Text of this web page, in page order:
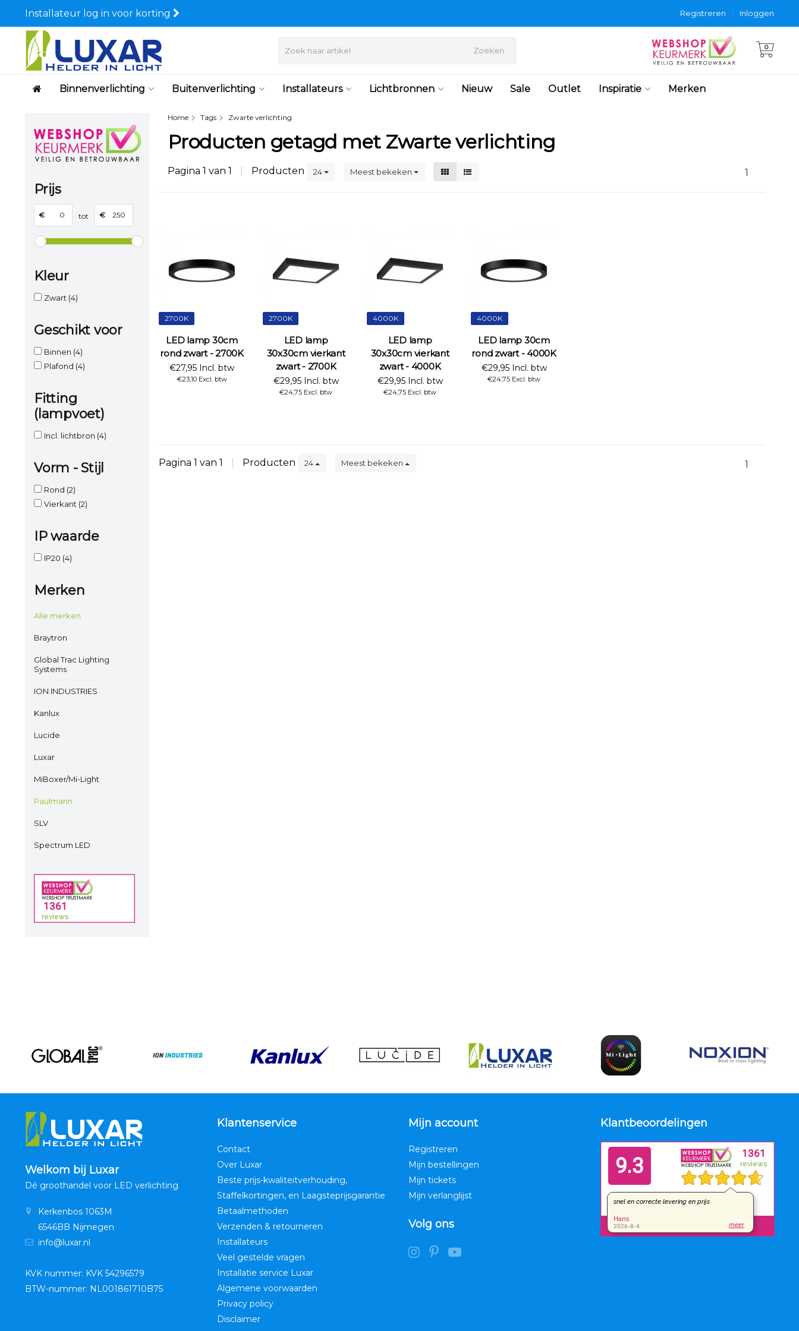
Installateur log in voor korting Inloggen
|
Registreren
Zoeken 0
Binnenverlichting Buitenverlichting Installateurs Lichtbronnen Nieuw Sale Outlet Inspiratie Merken
Prijs
€ tot €
Kleur
Zwart (4)
Geschikt voor
Binnen (4)
Plafond (4)
Fitting
(lampvoet)
Incl. lichtbron (4)
Vorm - Stijl
Rond (2)
Vierkant (2)
IP waarde
IP20 (4)
Merken
Alle merken
Braytron
Global Trac Lighting
Systems
ION INDUSTRIES
Kanlux
Lucide
Luxar
MiBoxer/Mi-Light
Paulmann
SLV
Spectrum LED
Home Tags Zwarte verlichting
Producten getagd met Zwarte verlichting
Pagina 1 van 1 Producten 24 Meest bekeken 1
2700K
LED lamp 30cm
rond zwart - 2700K
€27,95 Incl. btw
€23,10 Excl. btw
2700K
LED lamp
30x30cm vierkant
zwart - 2700K
€29,95 Incl. btw
€24,75 Excl. btw
4000K
LED lamp
30x30cm vierkant
zwart - 4000K
€29,95 Incl. btw
€24,75 Excl. btw
4000K
LED lamp 30cm
rond zwart - 4000K
€29,95 Incl. btw
€24,75 Excl. btw
Pagina 1 van 1 Producten 24 Meest bekeken 1
Welkom bij Luxar
Dé groothandel voor LED verlichting
Kerkenbos 1063M
6546BB Nijmegen
info@luxar.nl
KVK nummer: KVK 54296579
BTW-nummer: NL001861710B75
Klantenservice
Contact
Over Luxar
Beste prijs-kwaliteitverhouding,
Staffelkortingen, en Laagsteprijsgarantie
Betaalmethoden
Verzenden & retourneren
Installateurs
Veel gestelde vragen
Installatie service Luxar
Algemene voorwaarden
Privacy policy
Disclaimer
Mijn account
Registreren
Mijn bestellingen
Mijn tickets
Mijn verlanglijst
Volg ons
Klantbeoordelingen